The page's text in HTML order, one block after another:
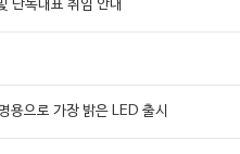
단독대표 취임 안내
용으로 가장 밝은 LED 출시